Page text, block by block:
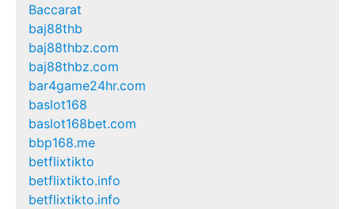
Baccarat
baj88thb
baj88thbz.com
baj88thbz.com
bar4game24hr.com
baslot168
baslot168bet.com
bbp168.me
betflixtikto
betflixtikto.info
betflixtikto.info